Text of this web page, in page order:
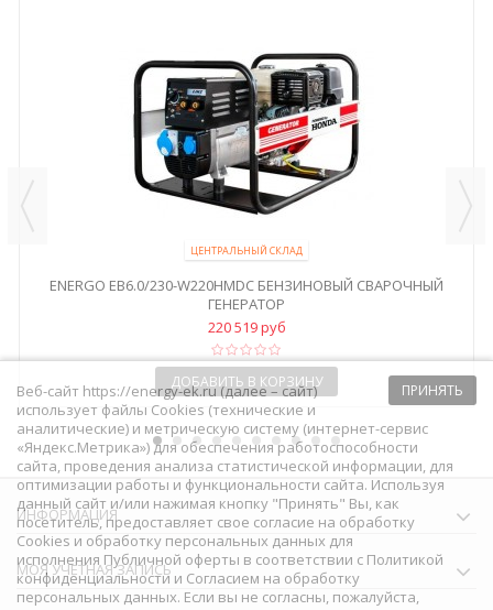
ЦЕНТРАЛЬНЫЙ СКЛАД
ENERGO EB6.0/230-W220HMDC БЕНЗИНОВЫЙ СВАРОЧНЫЙ
ГЕНЕРАТОР
220 519 руб
ДОБАВИТЬ В КОРЗИНУ
ИНФОРМАЦИЯ
МОЯ УЧЕТНАЯ ЗАПИСЬ
ПРИНЯТЬ
Веб-сайт https://energy-ek.ru (далее – сайт)
использует файлы Cookies (технические и
аналитические) и метрическую систему (интернет-сервис
«Яндекс.Метрика») для обеспечения работоспособности
сайта, проведения анализа статистической информации, для
оптимизации работы и функциональности сайта. Используя
данный сайт и/или нажимая кнопку "Принять" Вы, как
посетитель, предоставляет свое согласие на обработку
Сookies и обработку персональных данных для
исполнения Публичной оферты в соответствии с Политикой
конфиденциальности и Согласием на обработку
персональных данных. Если вы не согласны, пожалуйста,